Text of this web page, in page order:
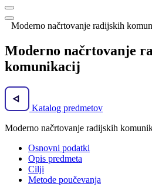
Moderno načrtovanje radijskih
Moderno načrtovanje
komunikacij
Katalog predmetov
Moderno načrtovanje radijskih
Osnovni podatki
Opis predmeta
Cilji
Metode poučevanja